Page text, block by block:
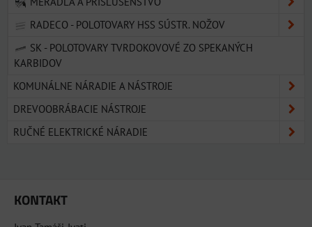
RADECO - POLOTOVARY HSS SÚSTR. NOŽOV
SK - POLOTOVARY TVRDOKOVOVÉ ZO SPEKANÝCH
KARBIDOV
KOMUNÁLNE NÁRADIE A NÁSTROJE
DREVOOBRÁBACIE NÁSTROJE
RUČNÉ ELEKTRICKÉ NÁRADIE
KONTAKT